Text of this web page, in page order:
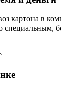
картона в
специальным,